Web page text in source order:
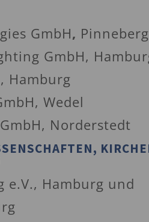
GmbH, Pinneberg
GmbH,
Hamburg
Wedel
Norderstedt
e.V., Hamburg und